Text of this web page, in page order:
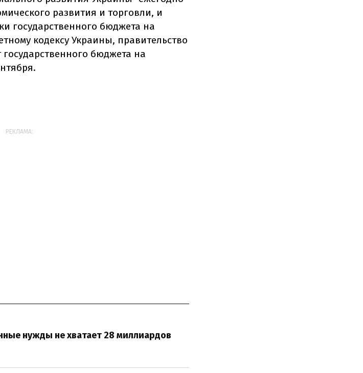
развития и торговли, и
государственного бюджета на
кодексу Украины, правительство
бюджета на
РЕКЛАМА:
нужды не хватает 28 миллиардов